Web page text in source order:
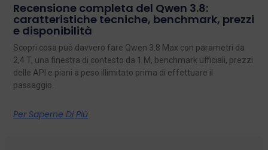
Recensione completa del Qwen 3.8:
caratteristiche tecniche, benchmark, prezzi
e disponibilità
Scopri cosa può davvero fare Qwen 3.8 Max con parametri da
2,4 T, una finestra di contesto da 1 M, benchmark ufficiali, prezzi
delle API e piani a peso illimitato prima di effettuare il
passaggio.
Per Saperne Di Più